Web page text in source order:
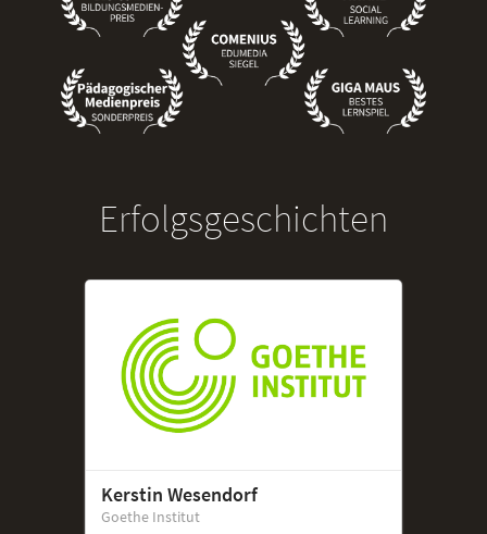
Erfolgsgeschichten
Kerstin Wesendorf
Goethe Institut